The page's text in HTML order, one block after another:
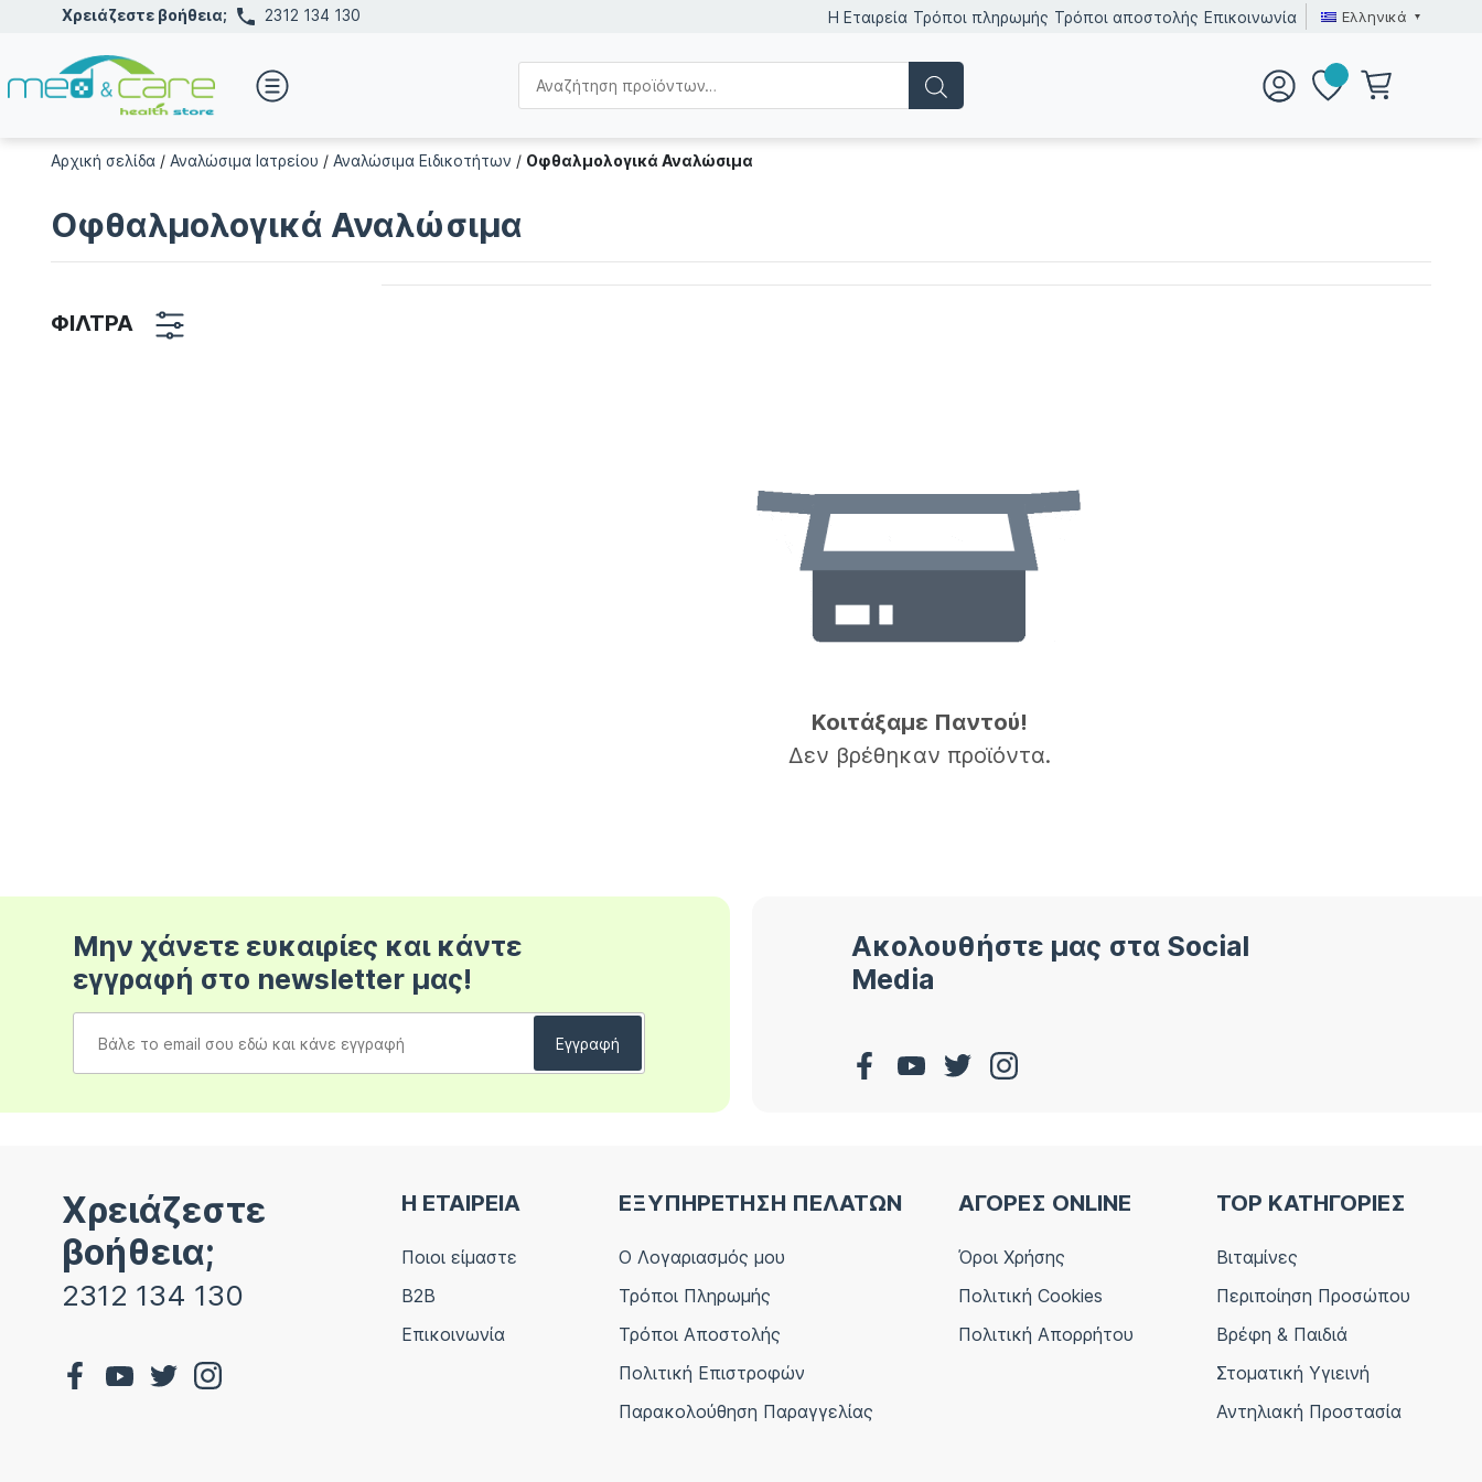
Χρειάζεστε βοήθεια; 2312 134 130 Η Εταιρεία Τρόποι πληρωμής Τρόποι αποστολής Επικοινωνία Ελληνικά
Αρχική σελίδα/ Αναλώσιμα Ιατρείου / Αναλώσιμα Ειδικοτήτων / Οφθαλμολογικά Αναλώσιμα
Οφθαλμολογικά Αναλώσιμα
ΦΙΛΤΡΑ
Κοιτάξαμε Παντού!
Δεν βρέθηκαν προϊόντα.
Μην χάνετε ευκαιρίες και κάντε
εγγραφή στο newsletter μας!
Ακολουθήστε μας στα Social
Media
Χρειάζεστε
βοήθεια;
2312 134 130
Η ΕΤΑΙΡΕΙΑ
Ποιοι είμαστε
B2B
Επικοινωνία
ΕΞΥΠΗΡΕΤΗΣΗ ΠΕΛΑΤΩΝ
Ο Λογαριασμός μου
Τρόποι Πληρωμής
Τρόποι Αποστολής
Πολιτική Επιστροφών
Παρακολούθηση Παραγγελίας
ΑΓΟΡΕΣ ONLINE
Όροι Χρήσης
Πολιτική Cookies
Πολιτική Απορρήτου
TOP ΚΑΤΗΓΟΡΙΕΣ
Βιταμίνες
Περιποίηση Προσώπου
Βρέφη & Παιδιά
Στοματική Υγιεινή
Αντηλιακή Προστασία